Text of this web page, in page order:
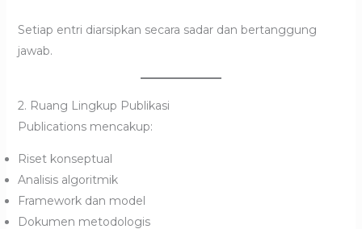
Setiap entri diarsipkan secara sadar dan bertanggung
jawab.
2. Ruang Lingkup Publikasi
Publications mencakup:
Riset konseptual
Analisis algoritmik
Framework dan model
Dokumen metodologis